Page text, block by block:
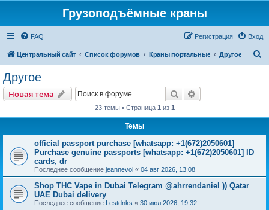
Грузоподъёмные краны
FAQ Вход
Регистрация
Центральный сайт Список форумов Краны портальные Другое
Другое
Новая тема Поиск
23 темы • Страница 1 из 1
Темы
official passport purchase [whatsapp: +1(672)2050601]
Purchase genuine passports [whatsapp: +1(672)2050601] ID
cards, dr
Последнее сообщение jeannevol « 04 авг 2026, 13:08
Shop THC Vape in Dubai Telegram @ahrrendaniel )) Qatar
UAE Dubai delivery
Последнее сообщение Lestdnks « 30 июл 2026, 19:32